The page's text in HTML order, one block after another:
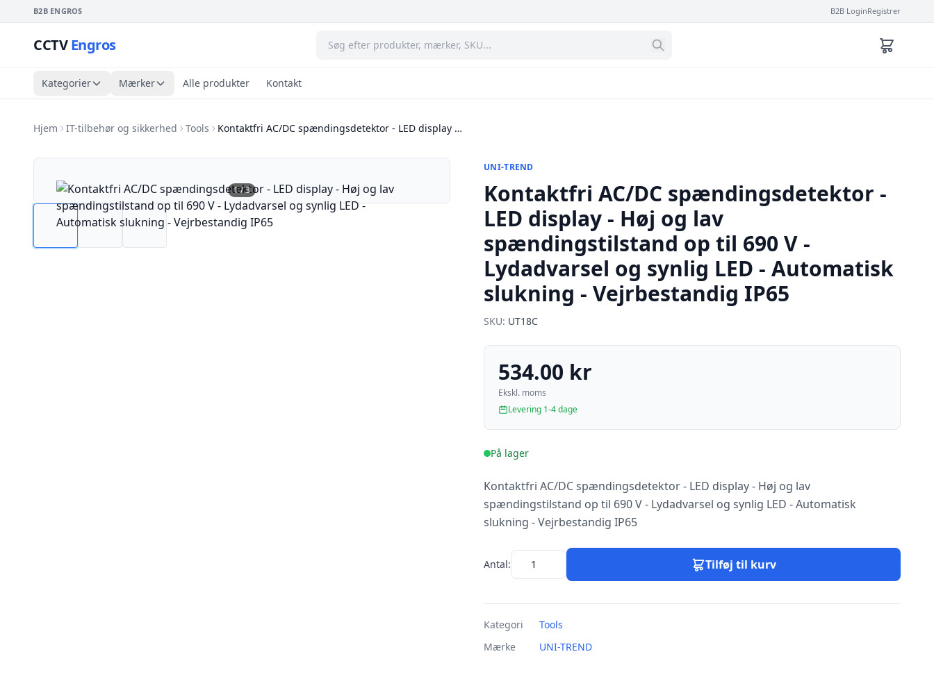
B2B ENGROS B2B LoginRegistrer
CCTVEngros
Kategorier Mærker Alle produkter Kontakt
Hjem IT-tilbehør og sikkerhed Tools Kontaktfri AC/DC spændingsdetektor - LED display …
1/3
UNI-TREND
Kontaktfri AC/DC spændingsdetektor -
LED display - Høj og lav
spændingstilstand op til 690 V -
Lydadvarsel og synlig LED - Automatisk
slukning - Vejrbestandig IP65
SKU: UT18C
534.00 kr
Ekskl. moms
Levering 1-4 dage
På lager
Kontaktfri AC/DC spændingsdetektor - LED display - Høj og lav
spændingstilstand op til 690 V - Lydadvarsel og synlig LED - Automatisk
slukning - Vejrbestandig IP65
Antal: Tilføj til kurv
Kategori
Tools
Mærke
UNI-TREND